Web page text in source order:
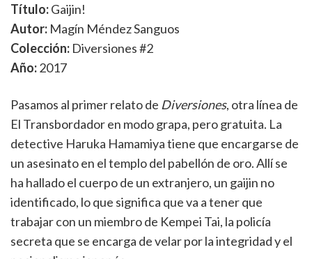
Título:Gaijin!
Autor: Magín Méndez Sanguos
Colección: Diversiones #2
Año:2017
Pasamos al primer relato de Diversiones, otra línea de
El Transbordador en modo grapa, pero gratuita. La
detective Haruka Hamamiya tiene que encargarse de
un asesinato en el templo del pabellón de oro. Allí se
ha hallado el cuerpo de un extranjero, un gaijin no
identificado, lo que significa que va a tener que
trabajar con un miembro de Kempei Tai, la policía
secreta que se encarga de velar por la integridad y el